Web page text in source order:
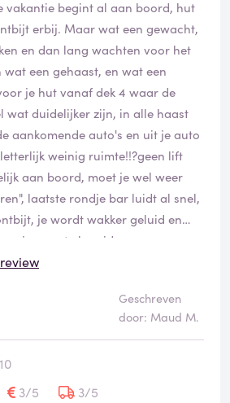
vakantie begint al aan boord, hut
erbij. Maar wat een gewacht,
en dan lang wachten voor het
een gehaast, en wat een
je hut vanaf dek 4 waar de
wat duidelijker zijn, in alle haast
aankomende auto's en uit je auto
weinig ruimte!!?geen lift
aan boord, moet je wel weer
laatste rondje bar luidt al snel,
je wordt wakker geluid en
je voor te bereiden voor
luidt weer het bericht, alle
voor je uit mag rijden en
voor de douane, Engelsen
en de laatste was al met al,
dus waarvoor?
taferelen al met al.
Geschreven
door: Maud M.
3/5
3/5